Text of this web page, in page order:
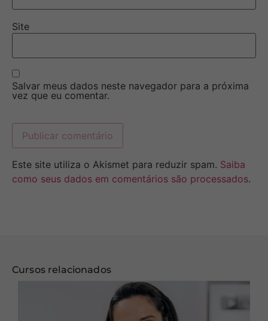
Site
Salvar meus dados neste navegador para a próxima
vez que eu comentar.
Este site utiliza o Akismet para reduzir spam. Saiba
como seus dados em comentários são processados.
Cursos relacionados